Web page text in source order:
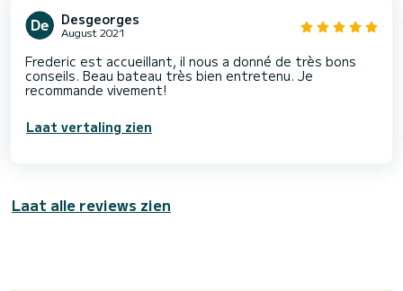
Desgeorges
August 2021
Frederic est accueillant, il nous a donné de très bons
conseils. Beau bateau très bien entretenu. Je
recommande vivement!
Laat vertaling zien
Laat alle reviews zien